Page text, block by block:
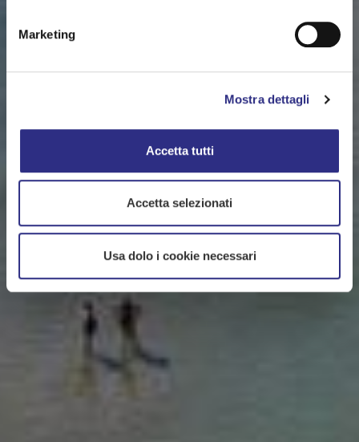
Marketing
Mostra dettagli
Accetta tutti
Accetta selezionati
Usa dolo i cookie necessari